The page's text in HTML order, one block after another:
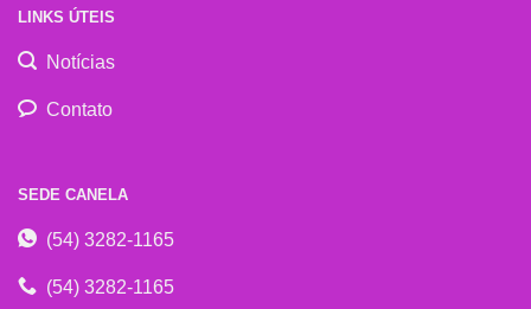
LINKS ÚTEIS
Notícias
Contato
SEDE CANELA
(54) 3282-1165
(54) 3282-1165